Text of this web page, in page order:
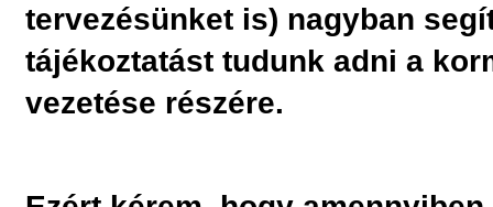
tervezésünket is) nagyban
tájékoztatást tudunk adni a
vezetése részére.